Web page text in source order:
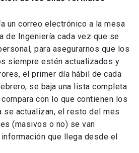
un correo electrónico a la mesa
de Ingeniería cada vez que se
para asegurarnos que los
siempre estén actualizados y
el primer día hábil de cada
se baja una lista completa
con lo que contienen los
se actualizan, el resto del mes
(masivos o no) se van
que llega desde el